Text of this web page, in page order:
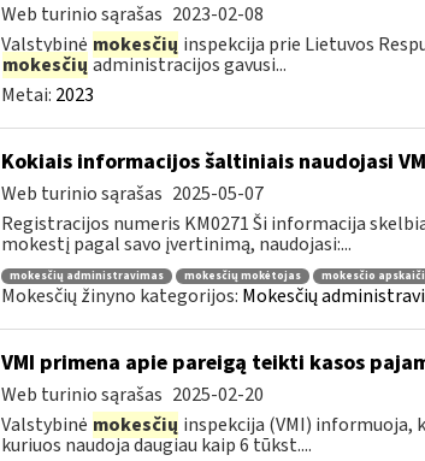
Web turinio sąrašas 2023-02-08
Valstybinė mokesčių inspekcija prie Lietuvos
mokesčių administracijos gavusi...
Metai: 2023
Kokiais informacijos šaltiniais naudojasi
Web turinio sąrašas 2025-05-07
Registracijos numeris KM0271 Ši informacija
mokestį pagal savo įvertinimą, naudojasi:...
mokesčių administravimas mokesčių mokėtojas mokesčio
Mokesčių žinyno kategorijos: Mokesčių
VMI primena apie pareigą teikti kasos
Web turinio sąrašas 2025-02-20
Valstybinė mokesčių inspekcija (VMI) informuoja,
kuriuos naudoja daugiau kaip 6 tūkst....